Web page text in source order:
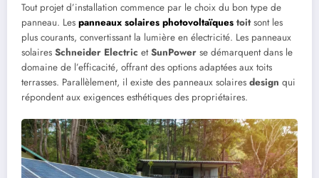
Tout projet d’installation commence par le choix du bon type de
panneau. Les panneaux solaires photovoltaïques toitsont les
plus courants, convertissant la lumière en électricité. Les panneaux
solaires Schneider Electric etSunPower se démarquent dans le
domaine de l’efficacité, offrant des options adaptées aux toits
terrasses. Parallèlement, il existe des panneaux solaires design qui
répondent aux exigences esthétiques des propriétaires.